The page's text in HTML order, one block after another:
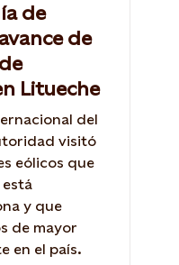
de
de
Litueche
del
visitó
eólicos que
está
y que
de mayor
en el país.